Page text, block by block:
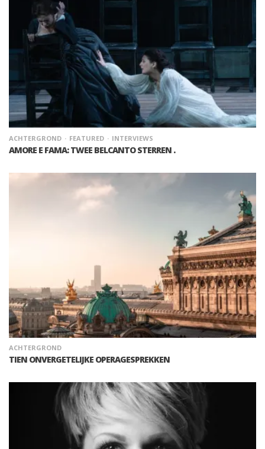
ACHTERGROND FEATURED INTERVIEWS
AMORE E FAMA: TWEE BELCANTO STERREN .
ACHTERGROND
TIEN ONVERGETELIJKE OPERAGESPREKKEN